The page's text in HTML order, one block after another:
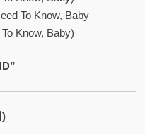
To Know, Baby
Know, Baby)
)